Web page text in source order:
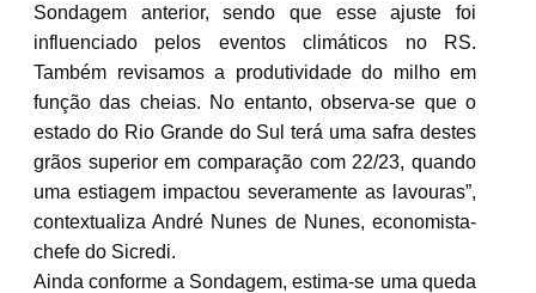
Sondagem anterior, sendo que esse ajuste foi
influenciado pelos eventos climáticos no RS.
Também revisamos a produtividade do milho em
função das cheias. No entanto, observa-se que o
estado do Rio Grande do Sul terá uma safra destes
grãos superior em comparação com 22/23, quando
uma estiagem impactou severamente as lavouras”,
contextualiza André Nunes de Nunes, economista-
chefe do Sicredi.
Ainda conforme a Sondagem, estima-se uma queda